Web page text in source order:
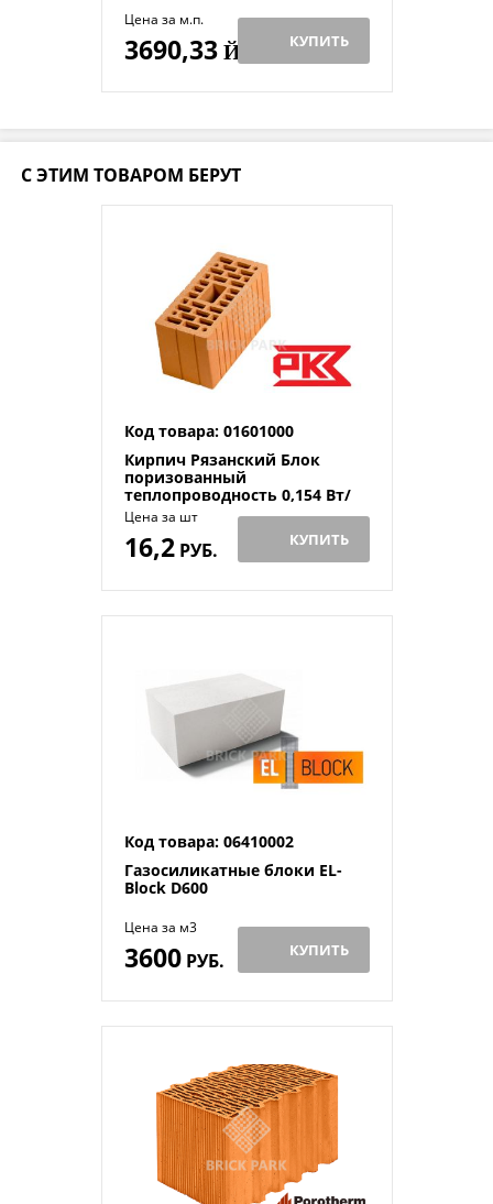
Цена за м.п.
3690,33Й КУПИТЬ
С ЭТИМ ТОВАРОМ БЕРУТ
Код товара: 01601000
Кирпич Рязанский Блок
поризованный
теплопроводность 0,154 Вт/
мºС
Цена за шт
16,2РУБ. КУПИТЬ
Код товара: 06410002
Газосиликатные блоки EL-
Block D600
Цена за м3
3600РУБ. КУПИТЬ